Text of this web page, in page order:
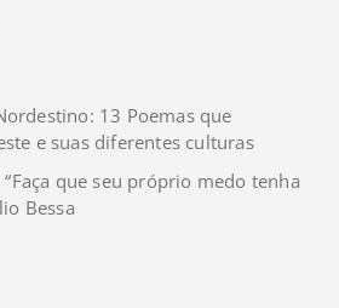
13 Poemas que
e suas diferentes culturas
“Faça que seu próprio medo tenha
Bessa